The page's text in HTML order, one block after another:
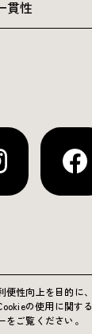
貫性
バシーポリシー
©2024 KING RECORDS
性向上を目的に、
の使用に関する
ご覧ください。